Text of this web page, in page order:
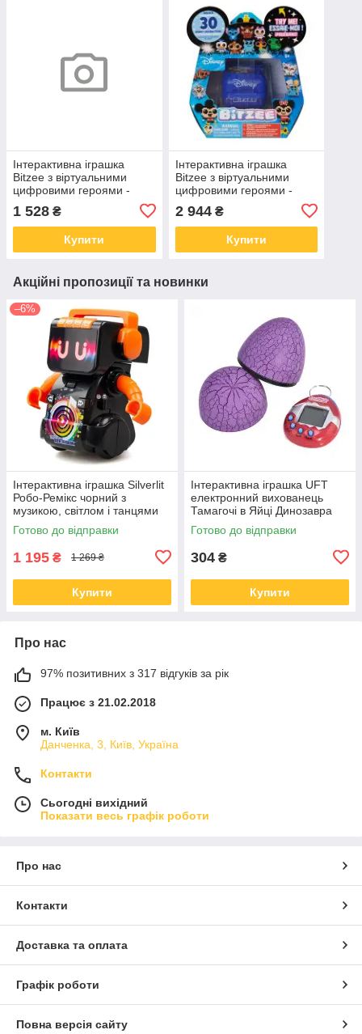
Інтерактивна іграшка
Bitzee з віртуальними
цифровими героями -
Будинок песиків (6072701)
1 528 ₴
Купити
Інтерактивна іграшка
Bitzee з віртуальними
цифровими героями -
2 944₴
Купити
Акційні пропозиції та новинки
–6%
Інтерактивна іграшка Silverlit
Робо-Ремікс чорний з
музикою, світлом і танцями
(88004)
Готово до відправки
1 195 ₴ 1 269 ₴
Купити
Інтерактивна іграшка UFT
електронний вихованець
Тамагочі в Яйці Динозавра
Eggshell Game Purple
(EggPurple)
Готово до відправки
304 ₴
Купити
Про нас
97% позитивних з 317 відгуків за рік
Працює з 21.02.2018
м. Київ
Данченка, 3, Київ, Україна
Контакти
Сьогодні вихідний
Показати весь графік роботи
Про нас
Контакти
Доставка та оплата
Графік роботи
Повна версія сайту